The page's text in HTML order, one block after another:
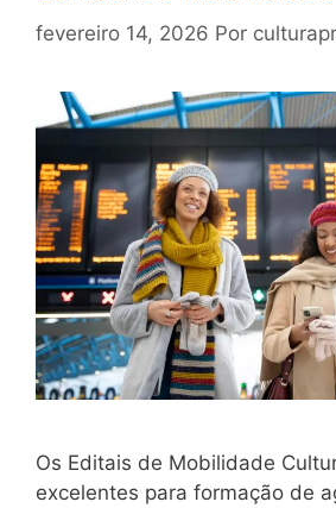
fevereiro 14, 2026 Por
Os Editais de Mobilidade
excelentes para formação de